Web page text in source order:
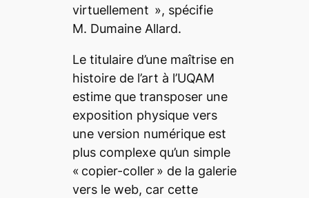
virtuellement », spécifie
M. Dumaine Allard.
Le titulaire d’une maîtrise en
histoire de l’art à l’UQAM
estime que transposer une
exposition physique vers
une version numérique est
plus complexe qu’un simple
« copier-coller» de la galerie
vers le web, car cette